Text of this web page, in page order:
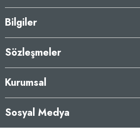
Bilgiler
Sözleşmeler
Kurumsal
Sosyal Medya